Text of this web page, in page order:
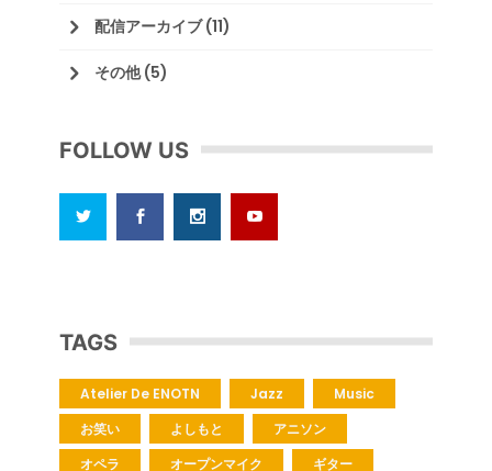
配信アーカイブ(11)
その他(5)
FOLLOW US
TAGS
Atelier De ENOTN Jazz
Music
お笑い
よしもと
アニソン
オペラ
オープンマイク
ギター